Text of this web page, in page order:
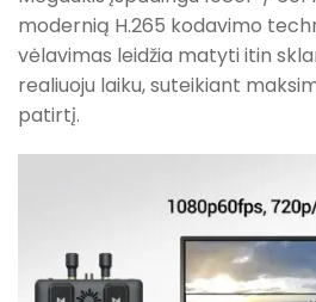
modernią H.265 kodavimo
vėlavimas leidžia matyti itin
realiuoju laiku, suteikiant
patirtį.